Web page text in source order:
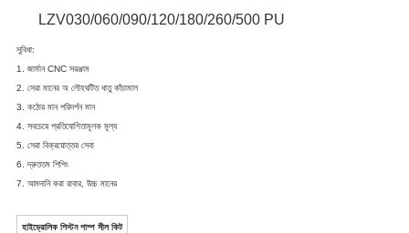
LZV030/060/090/120/180/260/500 PU
সুবিধা:
1. জার্মান CNC সরঞ্জাম
2. সেরা মানের অ লৌহঘটিত ধাতু কাঁচামাল
3. কঠোর মান পরিদর্শন মান
4. সবচেয়ে প্রতিযোগিতামূলক মূল্য
5. সেরা বিক্রয়োত্তর সেবা
6. দ্রুততম শিপিং
7. আমদানি করা রাবার, উচ্চ মানের
হাইড্রোলিক পিস্টন পাম্প সীল কিট